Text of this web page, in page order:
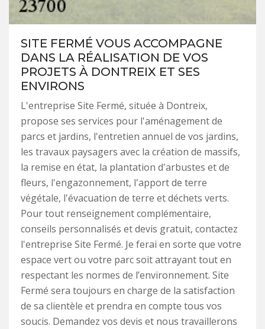
SITE FERMÉ VOUS ACCOMPAGNE
DANS LA RÉALISATION DE VOS
PROJETS À DONTREIX ET SES
ENVIRONS
L'entreprise Site Fermé, située à Dontreix,
propose ses services pour l'aménagement de
parcs et jardins, l'entretien annuel de vos jardins,
les travaux paysagers avec la création de massifs,
la remise en état, la plantation d'arbustes et de
fleurs, l'engazonnement, l'apport de terre
végétale, l'évacuation de terre et déchets verts.
Pour tout renseignement complémentaire,
conseils personnalisés et devis gratuit, contactez
l'entreprise Site Fermé. Je ferai en sorte que votre
espace vert ou votre parc soit attrayant tout en
respectant les normes de l’environnement. Site
Fermé sera toujours en charge de la satisfaction
de sa clientèle et prendra en compte tous vos
soucis. Demandez vos devis et nous travaillerons